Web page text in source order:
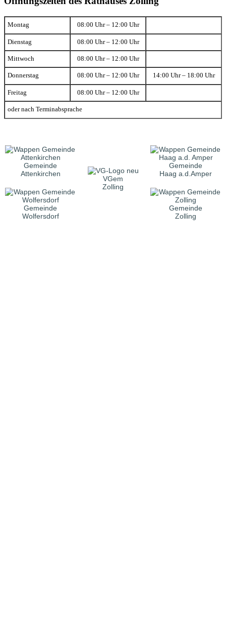
Montag 08:00 Uhr – 12:00 Uhr
Dienstag 08:00 Uhr – 12:00 Uhr
Mittwoch 08:00 Uhr – 12:00 Uhr
Donnerstag 08:00 Uhr – 12:00 Uhr 14:00 Uhr – 18:00 Uhr
Freitag 08:00 Uhr – 12:00 Uhr
oder nach Terminabsprache
Gemeinde
Attenkirchen
VGem
Zolling
Gemeinde
Haag a.d.Amper
Gemeinde
Wolfersdorf
Gemeinde
Zolling